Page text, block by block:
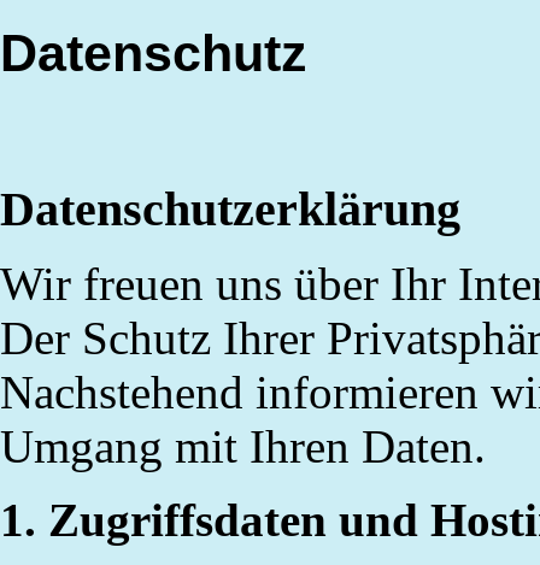
Datenschutz
Datenschutzerklärung
Wir freuen uns über Ihr
Der Schutz Ihrer
Nachstehend informieren
Umgang mit Ihren Daten.
1. Zugriffsdaten und